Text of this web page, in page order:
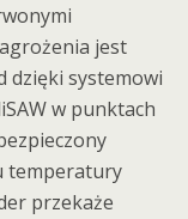
jest
dzięki systemowi
w punktach
temperatury
przekaże